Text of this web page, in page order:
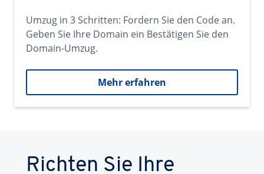
Umzug in 3 Schritten: Fordern Sie den Code an.
Geben Sie Ihre Domain ein Bestätigen Sie den
Domain-Umzug.
Mehr erfahren
Richten Sie Ihre